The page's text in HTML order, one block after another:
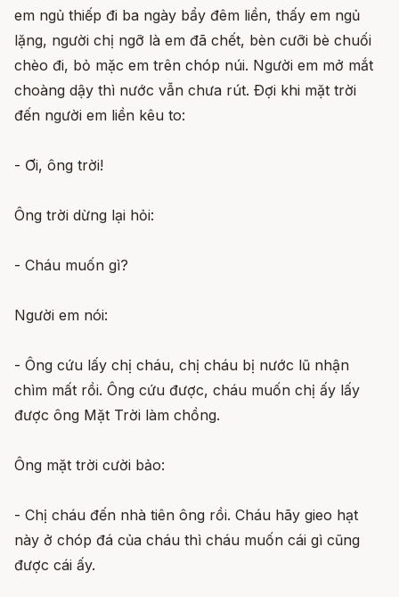
em ngủ thiếp đi ba ngày bẩy đêm liền, thấy em ngủ
lặng, người chị ngỡ là em đã chết, bèn cưỡi bè chuối
chèo đi, bỏ mặc em trên chóp núi. Người em mở mắt
choàng dậy thì nước vẫn chưa rút. Ðợi khi mặt trời
đến người em liền kêu to:
- Ơi, ông trời!
Ông trời dừng lại hỏi:
- Cháu muốn gì?
Người em nói:
- Ông cứu lấy chị cháu, chị cháu bị nước lũ nhận
chìm mất rồi. Ông cứu được, cháu muốn chị ấy lấy
được ông Mặt Trời làm chồng.
Ông mặt trời cười bảo:
- Chị cháu đến nhà tiên ông rồi. Cháu hãy gieo hạt
này ở chóp đá của cháu thì cháu muốn cái gì cũng
được cái ấy.